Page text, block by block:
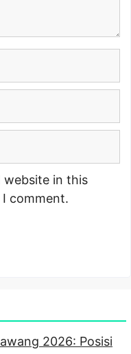
website in this
comment.
2026: Posisi